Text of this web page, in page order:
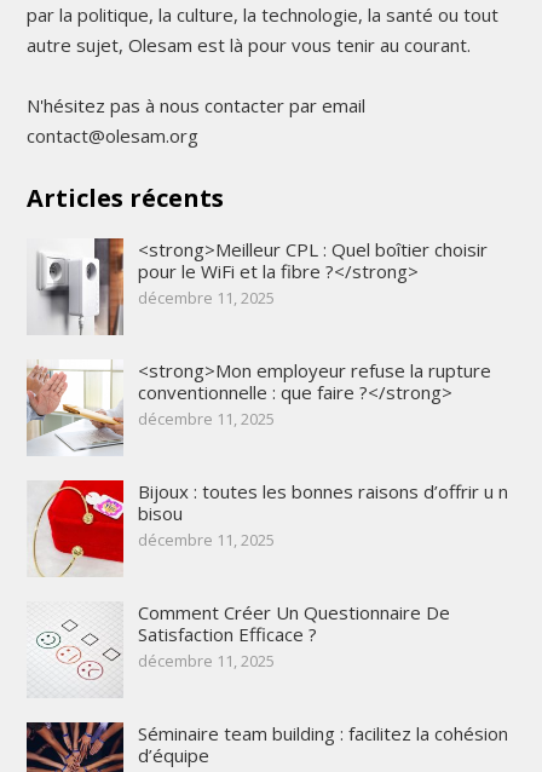
par la politique, la culture, la technologie, la santé ou tout
autre sujet, Olesam est là pour vous tenir au courant.
N'hésitez pas à nous contacter par email
contact@olesam.org
Articles récents
<strong>Meilleur CPL : Quel boîtier choisir
pour le WiFi et la fibre ?</strong>
décembre 11, 2025
<strong>Mon employeur refuse la rupture
conventionnelle : que faire ?</strong>
décembre 11, 2025
Bijoux : toutes les bonnes raisons d’offrir u n
bisou
décembre 11, 2025
Comment Créer Un Questionnaire De
Satisfaction Efficace ?
décembre 11, 2025
Séminaire team building : facilitez la cohésion
d’équipe